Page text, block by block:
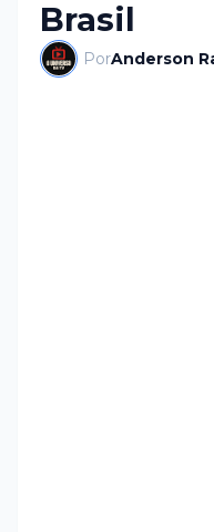
Brasil
PorAnderson